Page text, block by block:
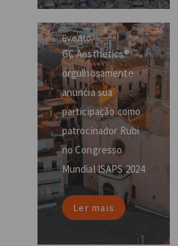
Evento
GC Aesthetics®
orgulhosamente
anuncia sua
participação como
patrocinador Rubi
no Congresso
Mundial ISAPS 2024
Ler mais